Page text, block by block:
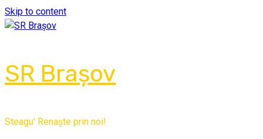
Skip to content
SR Brașov
Steagu' Renaște prin noi!